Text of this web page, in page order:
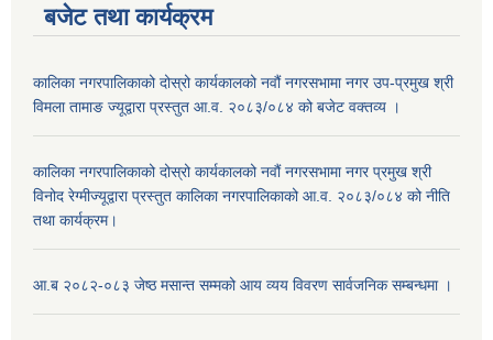
बजेट तथा कार्यक्रम
कालिका नगरपालिकाको दोस्रो कार्यकालको नवौं नगरसभामा नगर उप-प्रमुख श्री
विमला तामाङ ज्यूद्वारा प्रस्तुत आ.व. २०८३/०८४ को बजेट वक्तव्य ।
कालिका नगरपालिकाको दोस्रो कार्यकालको नवौं नगरसभामा नगर प्रमुख श्री
विनोद रेग्मीज्यूद्वारा प्रस्तुत कालिका नगरपालिकाको आ.व. २०८३/०८४ को नीति
तथा कार्यक्रम।
आ.ब २०८२-०८३ जेष्ठ मसान्त सम्मको आय व्यय विवरण सार्वजनिक सम्बन्धमा ।